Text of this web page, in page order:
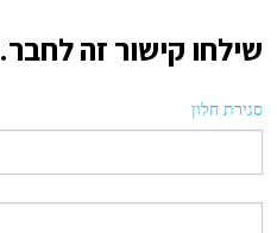
שילחו קישור זה לחבר.
סגירת חלון